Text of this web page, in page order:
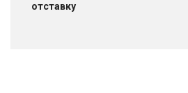
отставку